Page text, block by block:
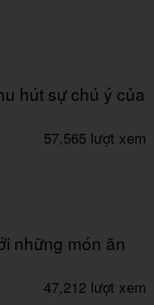
hút sự chú ý của
57,565 lượt xem
những món ăn
47,212 lượt xem